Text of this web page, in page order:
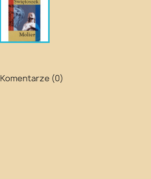
Komentarze (0)